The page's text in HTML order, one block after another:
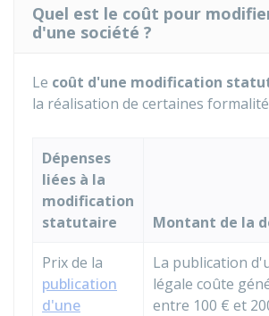
Quel est le coût pour
d'une société ?
Le coût d'une modification
la réalisation de certaines
Dépenses
liées à la
modification
statutaire
Montant de la
Prix de la
publication
d'une
La publication
légale coûte
entre 100 € et